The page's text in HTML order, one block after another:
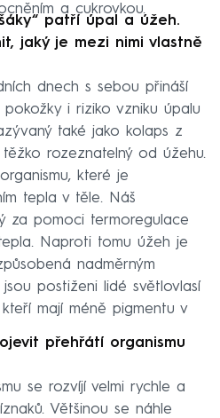
a cukrovkou.
patří úpal a úžeh.
jaký je mezi nimi vlastně
dnech s sebou přináší
i riziko vzniku úpalu
také jako kolaps z
rozeznatelný od úžehu.
které je
tepla v těle. Náš
za pomoci termoregulace
Naproti tomu úžeh je
nadměrným
postiženi lidé světlovlasí
mají méně pigmentu v
přehřátí organismu
se rozvíjí velmi rychle a
Většinou se náhle